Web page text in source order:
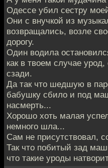
Одессе убил сестру
Они с внучкой из
возвращались, возле
дорогу.
Один водила
как в твоем случае
сзади.
Да так что шедшую в
бабушку сбило и под
насмерть...
Хорошо хоть малая
немного шла...
Сам не присутствовал,
Так что побитый зад
что такие уроды